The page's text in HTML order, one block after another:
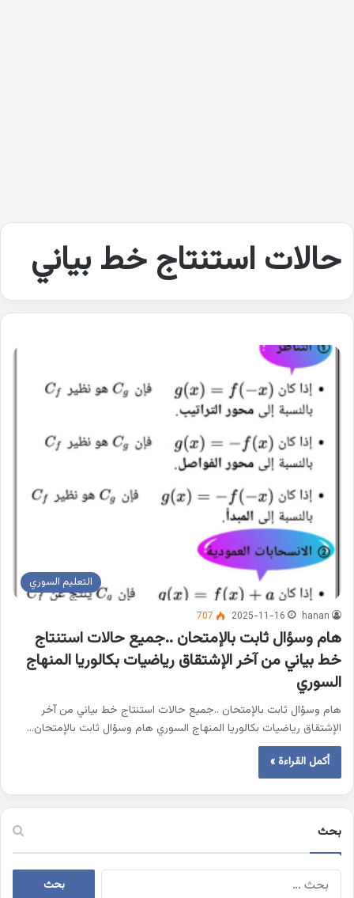
حالات استنتاج خط بياني
التعليم السوري
hanan
2025-11-16
707
هام وسؤال ثابت بالإمتحان ..جميع حالات استنتاج
خط بياني من آخر الإشتقاق رياضيات بكالوريا المنهاج
السوري
هام وسؤال ثابت بالإمتحان ..جميع حالات استنتاج خط بياني من آخر
الإشتقاق رياضيات بكالوريا المنهاج السوري هام وسؤال ثابت بالإمتحان…
أكمل القراءة »
بحث
البحث